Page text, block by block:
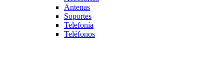
Antenas
Soportes
Telefonía
Teléfonos